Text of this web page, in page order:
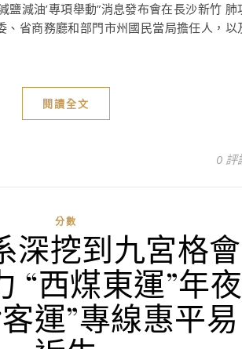
鹽減油’專項舉動”消息發布會在長沙新竹 肺
、省商務廳和部門市州國民當局擔任人，以
閱讀全文
0 評
分數
深挖到九宮格會
“西煤東運”年夜
運”專線惠平易